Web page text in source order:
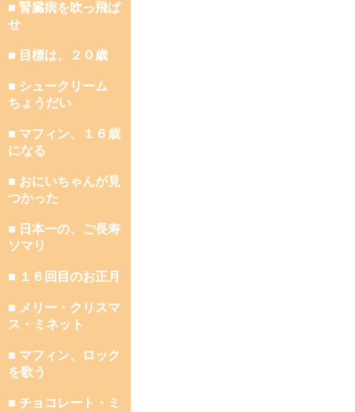
■ 腎臓病を吹っ飛ば
せ
■ 目標は、２０歳
■ シュークリーム
ちょうだい
■ マフィン、１６歳
になる
■ おにいちゃんが見
つかった
■ 日本一の、ご長寿
ソマリ
■ １６回目のお正月
■ メリー・クリスマ
ス・ミネット
■ マフィン、ロック
を歌う
■ チョコレート・ミ